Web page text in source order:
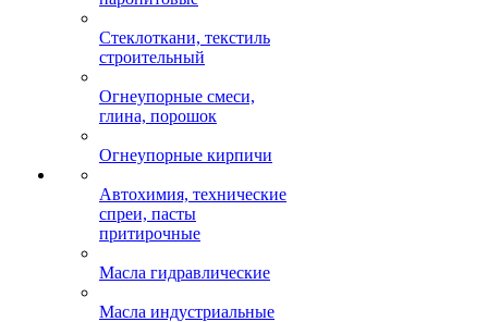
Стеклоткани, текстиль
строительный
Огнеупорные смеси,
глина, порошок
Огнеупорные кирпичи
Автохимия, технические
спреи, пасты
притирочные
Масла гидравлические
Масла индустриальные